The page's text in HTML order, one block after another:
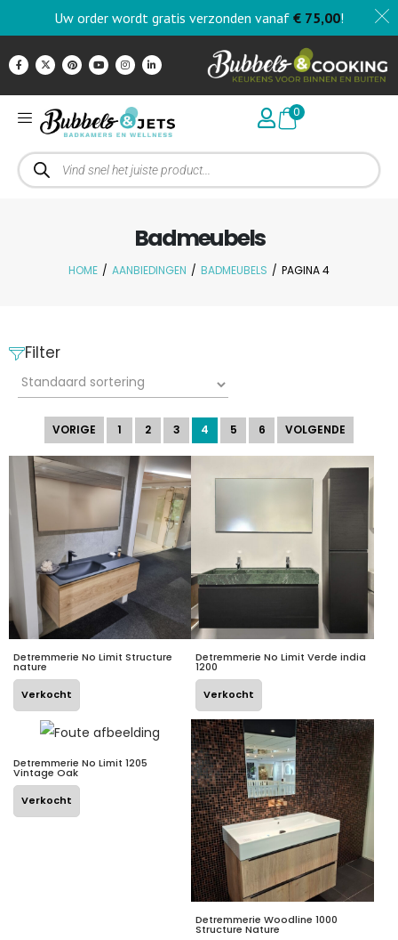
Uw order wordt gratis verzonden vanaf € 75,00!
0
Badmeubels
HOME / AANBIEDINGEN / BADMEUBELS / PAGINA 4
Filter
VORIGE 1 2 3 4 5 6 VOLGENDE
Detremmerie No Limit Structure
nature
Verkocht
Detremmerie No Limit Verde india
1200
Verkocht
Detremmerie No Limit 1205
Vintage Oak
Verkocht
Detremmerie Woodline 1000
Structure Nature